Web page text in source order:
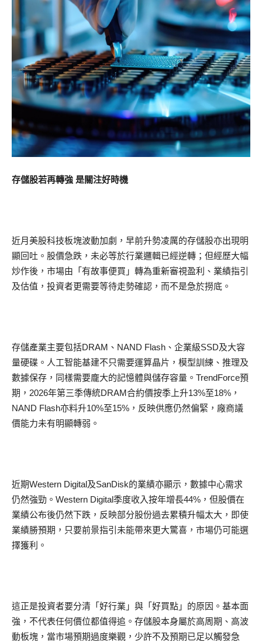
存儲股若再轉強 是關注好時機
近月美股科技板塊波動加劇，早前升勢凌厲的存儲股亦出現明
顯回吐。股價急跌，未必等於行業邏輯已經逆轉；但經歷大幅
炒作後，市場由「有故事便買」轉為重新審視盈利、業績指引
及估值，投資者更需要等待走勢確認，而不是急於撈底。
存儲產業主要包括DRAM、NAND Flash、企業級SSD及大容
量硬碟。人工智能基建不只需要運算晶片，模型訓練、推理及
數據保存，同樣需要龐大的記憶體與儲存容量。TrendForce預
期，2026年第三季傳統DRAM合約價按季上升13%至18%，
NAND Flash亦料升10%至15%，反映供應仍然偏緊，廠商議
價能力未有明顯轉弱。
近期Western Digital及SanDisk的業績亦顯示，數據中心需求
仍然強勁。Western Digital季度收入按年增長44%，但股價在
業績公布後仍然下跌，反映部分股份過去累積升幅太大，即使
業績勝預期，只要前景指引未能帶來更大驚喜，市場仍可能選
擇獲利。
這正是投資者要分清「好行業」與「好買點」的原因。基本面
強，不代表任何價位都值得追。存儲股本身屬於高周期、高波
動板塊，當市場預期過度樂觀，少許不及預期已足以觸發急